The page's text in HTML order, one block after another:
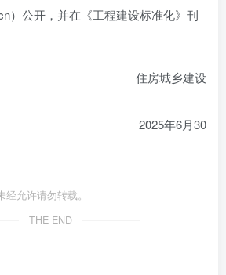
）公开，并在《工程建设标准化》刊
乡建设
年6月30
允许请勿转载。
THE END